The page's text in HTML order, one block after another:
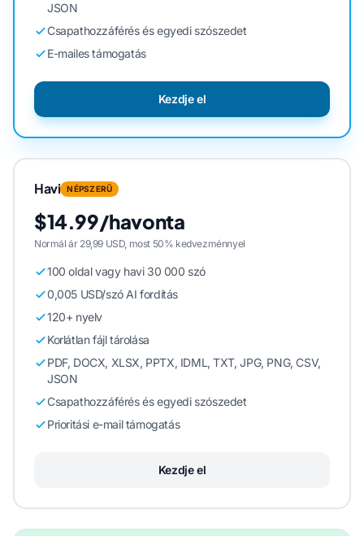
JSON
Csapathozzáférés és egyedi szószedet
E-mailes támogatás
Kezdje el
Havi NÉPSZERŰ
$14.99/havonta
Normál ár 29,99 USD, most 50% kedvezménnyel
100 oldal vagy havi 30 000 szó
0,005 USD/szó AI fordítás
120+ nyelv
Korlátlan fájl tárolása
PDF, DOCX, XLSX, PPTX, IDML, TXT, JPG, PNG, CSV,
JSON
Csapathozzáférés és egyedi szószedet
Prioritási e-mail támogatás
Kezdje el